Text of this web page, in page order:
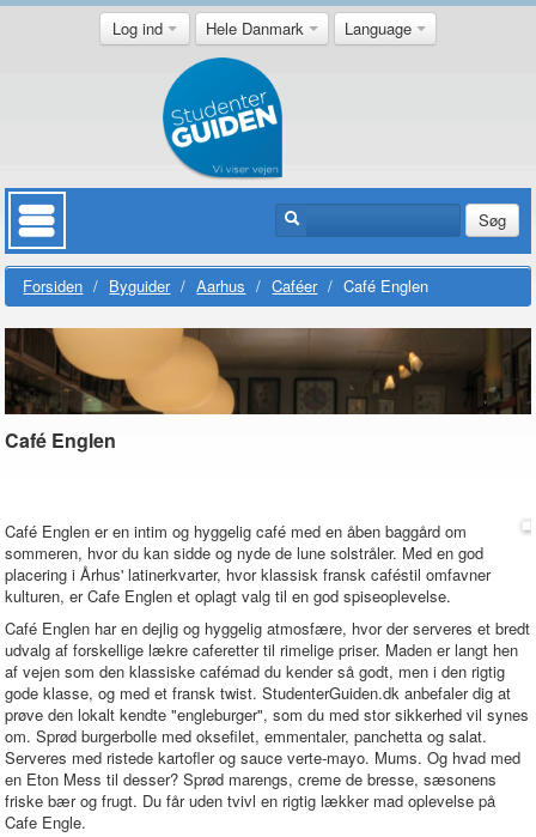
Log ind Hele Danmark Language
Søg
Forsiden / Byguider / Aarhus / Caféer / Café Englen
Café Englen
Café Englen er en intim og hyggelig café med en åben baggård om
sommeren, hvor du kan sidde og nyde de lune solstråler. Med en god
placering i Århus' latinerkvarter, hvor klassisk fransk caféstil omfavner
kulturen, er Cafe Englen et oplagt valg til en god spiseoplevelse.
Café Englen har en dejlig og hyggelig atmosfære, hvor der serveres et bredt
udvalg af forskellige lækre caferetter til rimelige priser. Maden er langt hen
af vejen som den klassiske cafémad du kender så godt, men i den rigtig
gode klasse, og med et fransk twist. StudenterGuiden.dk anbefaler dig at
prøve den lokalt kendte "engleburger", som du med stor sikkerhed vil synes
om. Sprød burgerbolle med oksefilet, emmentaler, panchetta og salat.
Serveres med ristede kartofler og sauce verte-mayo. Mums. Og hvad med
en Eton Mess til desser? Sprød marengs, creme de bresse, sæsonens
friske bær og frugt. Du får uden tvivl en rigtig lækker mad oplevelse på
Cafe Engle.